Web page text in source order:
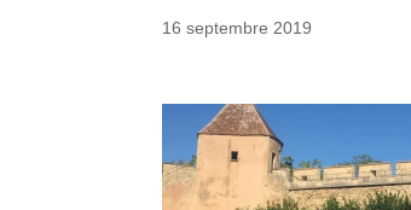
16 septembre 2019